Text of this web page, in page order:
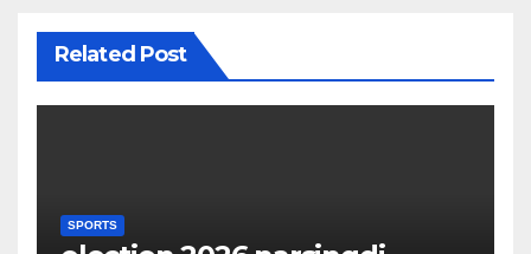
Related Post
SPORTS